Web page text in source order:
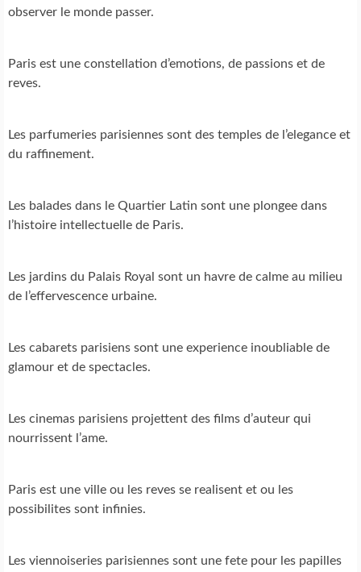
observer le monde passer.
Paris est une constellation d’emotions, de passions et de
reves.
Les parfumeries parisiennes sont des temples de l’elegance et
du raffinement.
Les balades dans le Quartier Latin sont une plongee dans
l’histoire intellectuelle de Paris.
Les jardins du Palais Royal sont un havre de calme au milieu
de l’effervescence urbaine.
Les cabarets parisiens sont une experience inoubliable de
glamour et de spectacles.
Les cinemas parisiens projettent des films d’auteur qui
nourrissent l’ame.
Paris est une ville ou les reves se realisent et ou les
possibilites sont infinies.
Les viennoiseries parisiennes sont une fete pour les papilles